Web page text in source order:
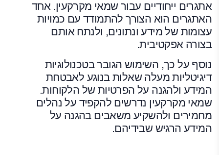
אתגרים ייחודיים עבור שמאי מקרקעין. אחד
האתגרים הוא הצורך להתמודד עם כמויות
עצומות של מידע ונתונים, ולנתח אותם
בצורה אפקטיבית.
נוסף על כך, השימוש הגובר בטכנולוגיות
דיגיטליות מעלה שאלות בנוגע לאבטחת
המידע ולהגנה על הפרטיות של הלקוחות.
שמאי מקרקעין נדרשים להקפיד על נהלים
מחמירים ולהשקיע משאבים בהגנה על
המידע הרגיש שבידיהם.